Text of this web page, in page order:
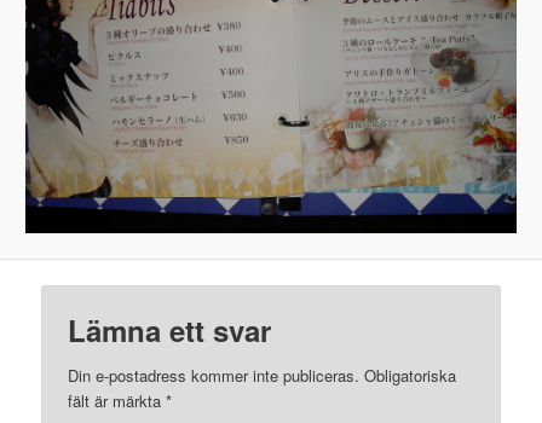
Lämna ett svar
Din e-postadress kommer inte publiceras. Obligatoriska
fält är märkta*